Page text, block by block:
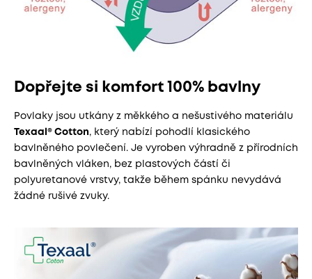
Dopřejte si komfort 100% bavlny
Povlaky jsou utkány z měkkého a nešustivého materiálu
Texaal® Cotton, který nabízí pohodlí klasického
bavlněného povlečení. Je vyroben výhradně z přírodních
bavlněných vláken, bez plastových částí či
polyuretanové vrstvy, takže během spánku nevydává
žádné rušivé zvuky.